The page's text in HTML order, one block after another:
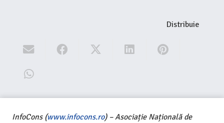
Distribuie
InfoCons (www.infocons.ro) – Asociație Națională de